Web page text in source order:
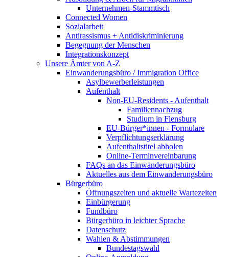
Unternehmen-Stammtisch
Connected Women
Sozialarbeit
Antirassismus + Antidiskriminierung
Begegnung der Menschen
Integrationskonzept
Unsere Ämter von A-Z
Einwanderungsbüro / Immigration Office
Asylbewerberleistungen
Aufenthalt
Non-EU-Residents - Aufenthalt
Familiennachzug
Studium in Flensburg
EU-Bürger*innen - Formulare
Verpflichtungserklärung
Aufenthaltstitel abholen
Online-Terminvereinbarung
FAQs an das Einwanderungsbüro
Aktuelles aus dem Einwanderungsbüro
Bürgerbüro
Öffnungszeiten und aktuelle Wartezeiten
Einbürgerung
Fundbüro
Bürgerbüro in leichter Sprache
Datenschutz
Wahlen & Abstimmungen
Bundestagswahl